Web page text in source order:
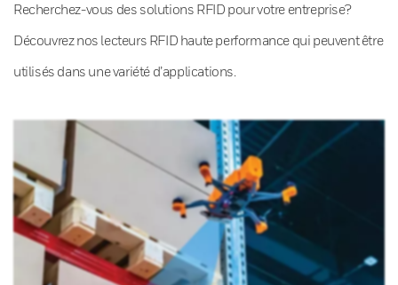
Recherchez-vous des solutions RFID pour votre entreprise?
Découvrez nos lecteurs RFID haute performance qui peuvent être
utilisés dans une variété d’applications.